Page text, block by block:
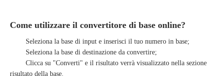
Come utilizzare il convertitore di base online?
Seleziona la base di input e inserisci il tuo numero in base;
Seleziona la base di destinazione da convertire;
Clicca su "Converti" e il risultato verrà visualizzato nella sezione
risultato della base.